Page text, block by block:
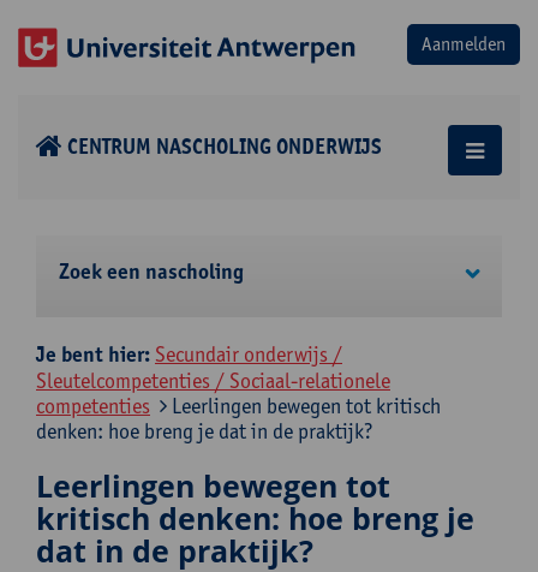
CENTRUM NASCHOLING ONDERWIJS
Zoek een nascholing
Je bent hier: Secundair onderwijs /
Sleutelcompetenties / Sociaal-relationele
competenties
Leerlingen bewegen tot kritisch
denken: hoe breng je dat in de praktijk?
Leerlingen bewegen tot
kritisch denken: hoe breng je
dat in de praktijk?